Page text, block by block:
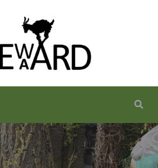
De Hoogewaard in